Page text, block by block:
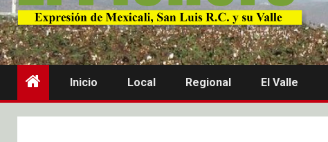
Inicio Local Regional El Valle